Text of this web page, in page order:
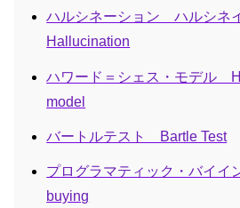
ハルシネーション ハルシネ
Hallucination
ハワード＝シェス・モデル
model
バートルテスト Bartle Test
プログラマティック・バイ
buying